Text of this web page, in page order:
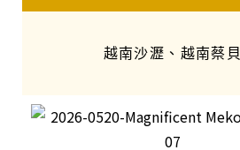
越南沙瀝、越南蔡貝